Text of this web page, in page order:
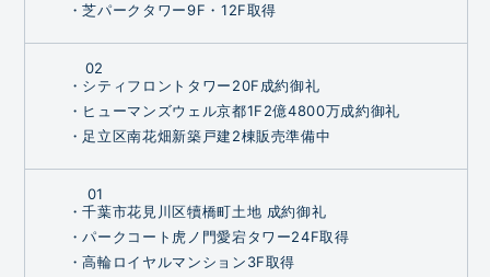
・芝パークタワー9F・12F取得
02
・シティフロントタワー20F成約御礼
・ヒューマンズウェル京都1F2億4800万成約御礼
・足立区南花畑新築戸建2棟販売準備中
01
・千葉市花見川区犢橋町土地 成約御礼
・パークコート虎ノ門愛宕タワー24F取得
・高輪ロイヤルマンション3F取得